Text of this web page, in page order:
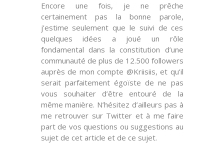
Encore une fois, je ne prêche
certainement pas la bonne parole,
j’estime seulement que le suivi de ces
quelques idées a joué un rôle
fondamental dans la constitution d’une
communauté de plus de 12.500 followers
auprès de mon compte @Kriisiis, et qu’il
serait parfaitement égoïste de ne pas
vous souhaiter d’être entouré de la
même manière. N’hésitez d’ailleurs pas à
me retrouver sur Twitter et à me faire
part de vos questions ou suggestions au
sujet de cet article et de ce sujet.